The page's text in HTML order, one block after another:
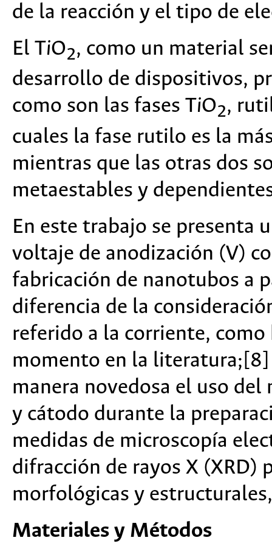
de la reacción y el tipo de
El TiO2, como un material
desarrollo de dispositivos,
como son las fases TiO2,
cuales la fase rutilo es la
mientras que las otras dos
metaestables y
En este trabajo se presenta
voltaje de anodización (V)
fabricación de nanotubos a
diferencia de la
referido a la corriente,
momento en la
manera novedosa el uso
y cátodo durante la
medidas de microscopía
difracción de rayos X (XRD)
morfológicas y
Materiales y Métodos